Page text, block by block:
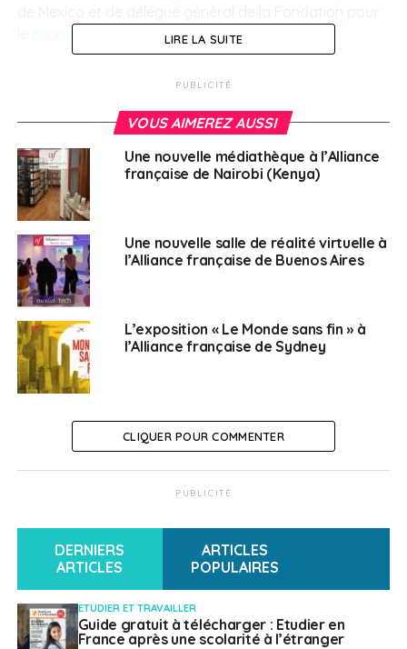
le réseau culturel français, au Centre culturel français
de Damas en Syrie puis au Centre culturel français
d’Oslo en Norvègeoù il a occupé les fonctions de
Secrétaire général. Il a ensuite rejoint la France pour y
diriger une institution culturelle partenaire des
collectivités locales et du ministère de la Culture.
Il a acquis une longue pratique de la gestion
associative et des enjeux du développement culturel et
éducatif dans un contexte mêlant les cadres publics et
privés, institutionnels et associatifs. Son élection au
Conseil économique et social de la Région Nord-Pas-
de-Calais où il a siégé pendant 6 ans témoigne de la
reconnaissance de son action par ses pairs, les
acteurs culturels de cette région qu’il a eu la charge de
ALLIANCE FRANÇAISE
Problème de traitement des dossiers
d’immigration au Québec
NE RATEZ PAS
CCI France International : Trophées 2019
LIRE LA SUITE
PUBLICITÉ
VOUS AIMEREZ AUSSI
Une nouvelle médiathèque à l’Alliance
française de Nairobi (Kenya)
Une nouvelle salle de réalité virtuelle à
l’Alliance française de Buenos Aires
L’exposition « Le Monde sans fin » à
l’Alliance française de Sydney
CLIQUER POUR COMMENTER
PUBLICITÉ
DERNIERS
ARTICLES
ARTICLES
POPULAIRES
ETUDIER ET TRAVAILLER
Guide gratuit à télécharger : Etudier en
France après une scolarité à l’étranger